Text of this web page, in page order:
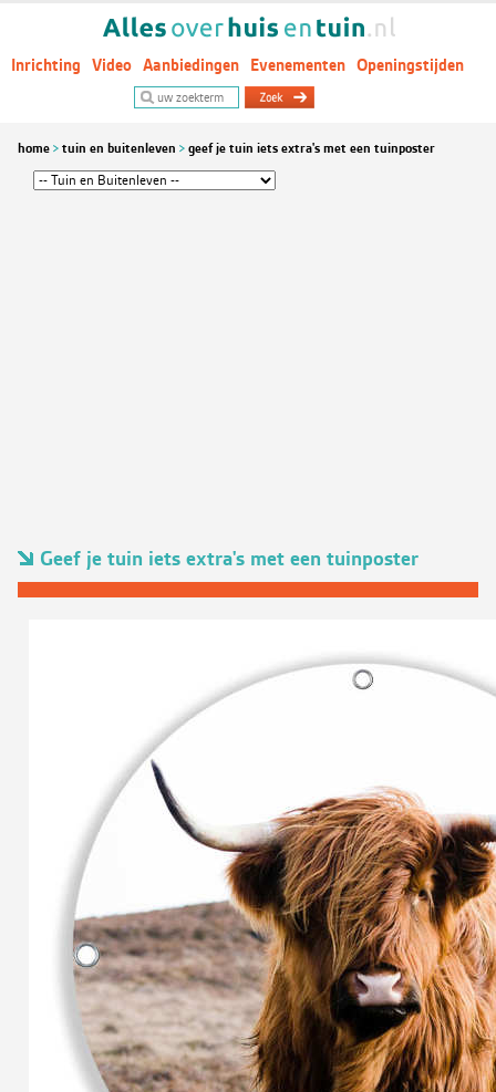
Inrichting Video Aanbiedingen Evenementen Openingstijden
home tuin en buitenleven geef je tuin iets extra's met een tuinposter
Geef je tuin iets extra's met een tuinposter